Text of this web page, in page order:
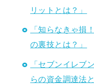
リットとは？」
「知らなきゃ損
の裏技とは？」
「セブンイレブ
らの資金調達法